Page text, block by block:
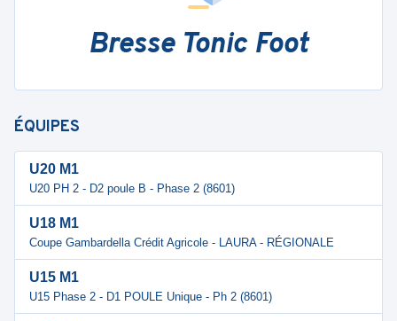
Bresse Tonic Foot
ÉQUIPES
U20 M1
U20 PH 2 - D2 poule B - Phase 2 (8601)
U18 M1
Coupe Gambardella Crédit Agricole - LAURA - RÉGIONALE
U15 M1
U15 Phase 2 - D1 POULE Unique - Ph 2 (8601)